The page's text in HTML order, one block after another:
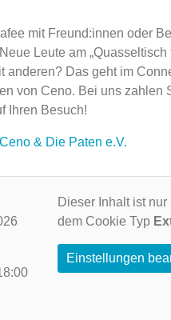
mit Freund:innen oder
Leute am
anderen? Das geht im
von Ceno. Bei uns zahlen
Ihren Besuch!
Ceno & Die Paten e.V.
Dieser Inhalt ist
dem Cookie Typ
Einstellungen